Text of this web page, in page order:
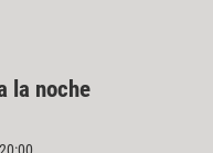
la noche